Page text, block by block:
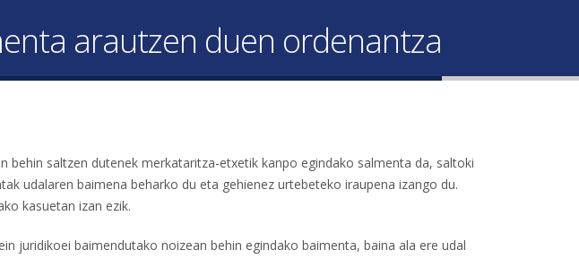
arautzen duen ordenantza
saltzen dutenek merkataritza-etxetik kanpo egindako salmenta da, saltoki
udalaren baimena beharko du eta gehienez urtebeteko iraupena izango du.
kasuetan izan ezik.
juridikoei baimendutako noizean behin egindako baimenta, baina ala ere udal